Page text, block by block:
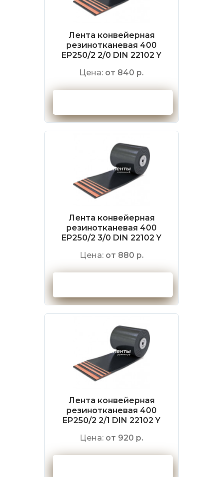
Лента конвейерная
резинотканевая 400
EP250/2 2/0 DIN 22102 Y
Цена: от 840 р.
Лента конвейерная
резинотканевая 400
EP250/2 3/0 DIN 22102 Y
Цена: от 880 р.
Лента конвейерная
резинотканевая 400
EP250/2 2/1 DIN 22102 Y
Цена: от 920 р.